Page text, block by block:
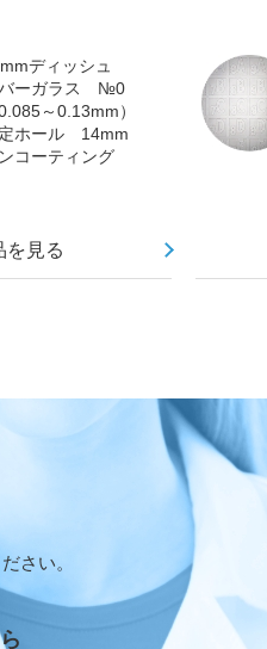
ディッシュ
ーガラス №0
0.085～0.13mm）
ホール 14mm
コーティング
を見る
さい。